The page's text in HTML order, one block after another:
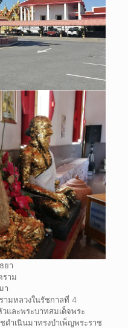
ยา
ราม
า
ามหลวงในรัชกาลที่ 4
และพระบาทสมเด็จพระ
ดำเนินมาทรงบำเพ็ญพระราช